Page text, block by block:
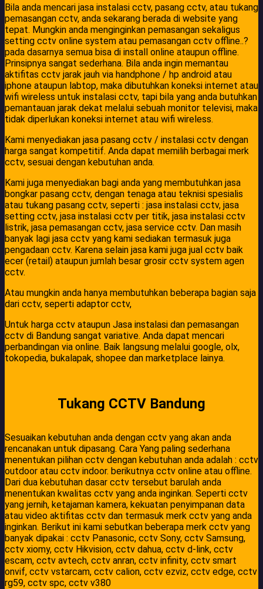
Bila anda mencari jasa instalasi cctv, pasang cctv, atau tukang
pemasangan cctv, anda sekarang berada di website yang
tepat. Mungkin anda menginginkan pemasangan sekaligus
setting cctv online system atau pemasangan cctv offline..?
pada dasarnya semua bisa di install online ataupun offline.
Prinsipnya sangat sederhana. Bila anda ingin memantau
aktifitas cctv jarak jauh via handphone / hp android atau
iphone ataupun labtop, maka dibutuhkan koneksi internet atau
wifi wireless untuk instalasi cctv, tapi bila yang anda butuhkan
pemantauan jarak dekat melalui sebuah monitor televisi, maka
tidak diperlukan koneksi internet atau wifi wireless.
Kami menyediakan jasa pasang cctv / instalasi cctv dengan
harga sangat kompetitif. Anda dapat memilih berbagai merk
cctv, sesuai dengan kebutuhan anda.
Kami juga menyediakan bagi anda yang membutuhkan jasa
bongkar pasang cctv, dengan tenaga atau teknisi spesialis
atau tukang pasang cctv, seperti : jasa instalasi cctv, jasa
setting cctv, jasa instalasi cctv per titik, jasa instalasi cctv
listrik, jasa pemasangan cctv, jasa service cctv. Dan masih
banyak lagi jasa cctv yang kami sediakan termasuk juga
pengadaan cctv. Karena selain jasa kami juga jual cctv baik
ecer (retail) ataupun jumlah besar grosir cctv system agen
cctv.
Atau mungkin anda hanya membutuhkan beberapa bagian saja
dari cctv, seperti adaptor cctv,
Untuk harga cctv ataupun Jasa instalasi dan pemasangan
cctv di Bandung sangat variative. Anda dapat mencari
perbandingan via online. Baik langsung melalui google, olx,
tokopedia, bukalapak, shopee dan marketplace lainya.
Tukang CCTV Bandung
Sesuaikan kebutuhan anda dengan cctv yang akan anda
rencanakan untuk dipasang. Cara Yang paling sederhana
menentukan pilihan cctv dengan kebutuhan anda adalah : cctv
outdoor atau cctv indoor. berikutnya cctv online atau offline.
Dari dua kebutuhan dasar cctv tersebut barulah anda
menentukan kwalitas cctv yang anda inginkan. Seperti cctv
yang jernih, ketajaman kamera, kekuatan penyimpanan data
atau video aktifitas cctv dan termasuk merk cctv yang anda
inginkan. Berikut ini kami sebutkan beberapa merk cctv yang
banyak dipakai : cctv Panasonic, cctv Sony, cctv Samsung,
cctv xiomy, cctv Hikvision, cctv dahua, cctv d-link, cctv
escam, cctv avtech, cctv anran, cctv infinity, cctv smart
onvif, cctv vstarcam, cctv calion, cctv ezviz, cctv edge, cctv
rg59, cctv spc, cctv v380